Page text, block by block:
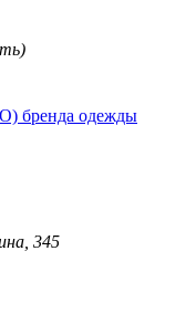
бренда одежды
345